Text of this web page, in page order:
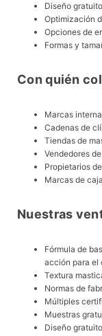
Diseño
Optimización
Opciones de
Formas y
Con quién
Marcas
Cadenas de
Tiendas de
Vendedores
Propietarios
Marcas de
Nuestras
Fórmula de
acción para el
Textura
Normas de
Múltiples
Muestras
Diseño